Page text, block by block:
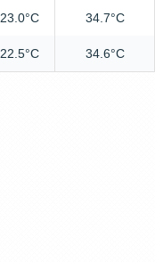
23.0°C 34.7°C
22.5°C 34.6°C